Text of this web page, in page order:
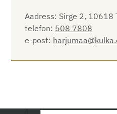
Aadress: Sirge 2, 10618
telefon: 508 7808
e-post: